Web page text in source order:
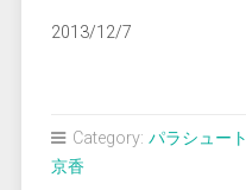
2013/12/7
Category: パラシュート
京香